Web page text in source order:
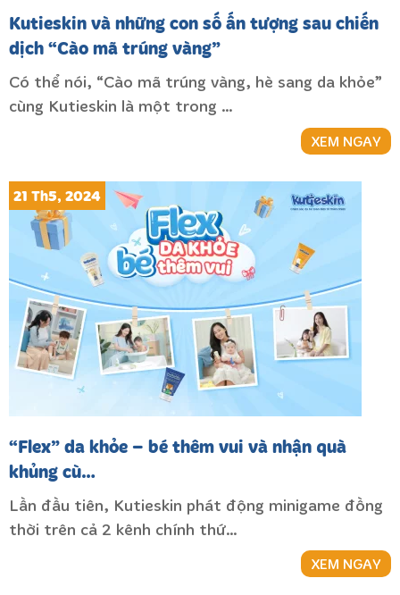
Kutieskin và những con số ấn tượng sau chiến
dịch “Cào mã trúng vàng”
Có thể nói, “Cào mã trúng vàng, hè sang da khỏe”
cùng Kutieskin là một trong …
XEM NGAY
“Flex” da khỏe – bé thêm vui và nhận quà
khủng cù…
21 Th5, 2024
Lần đầu tiên, Kutieskin phát động minigame đồng
thời trên cả 2 kênh chính thứ…
XEM NGAY